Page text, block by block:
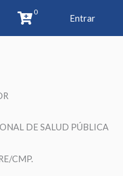
0
Entrar
DE SALUD PÚBLICA
CMP.